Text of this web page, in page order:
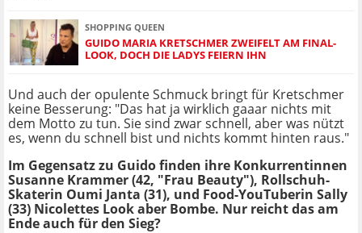
SHOPPING QUEEN
GUIDO MARIA KRETSCHMER ZWEIFELT AM FINAL-
LOOK, DOCH DIE LADYS FEIERN IHN
Und auch der opulente Schmuck bringt für Kretschmer
keine Besserung: "Das hat ja wirklich gaaar nichts mit
dem Motto zu tun. Sie sind zwar schnell, aber was nützt
es, wenn du schnell bist und nichts kommt hinten raus."
Im Gegensatz zu Guido finden ihre Konkurrentinnen
Susanne Krammer (42, "Frau Beauty"), Rollschuh-
Skaterin Oumi Janta (31), und Food-YouTuberin Sally
(33) Nicolettes Look aber Bombe. Nur reicht das am
Ende auch für den Sieg?